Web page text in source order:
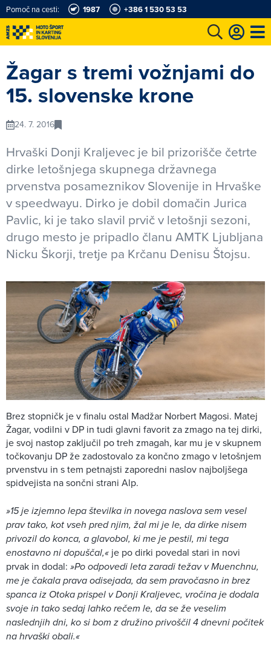
Pomoč na cesti: 1987 +386 1 530 53 53
Žagar s tremi vožnjami do
15. slovenske krone
24. 7. 2016
Hrvaški Donji Kraljevec je bil prizorišče četrte
dirke letošnjega skupnega državnega
prvenstva posameznikov Slovenije in Hrvaške
v speedwayu. Dirko je dobil domačin Jurica
Pavlic, ki je tako slavil prvič v letošnji sezoni,
drugo mesto je pripadlo članu AMTK Ljubljana
Nicku Škorji, tretje pa Krčanu Denisu Štojsu.
Brez stopničk je v finalu ostal Madžar Norbert Magosi. Matej
Žagar, vodilni v DP in tudi glavni favorit za zmago na tej dirki,
je svoj nastop zaključil po treh zmagah, kar mu je v skupnem
točkovanju DP že zadostovalo za končno zmago v letošnjem
prvenstvu in s tem petnajsti zaporedni naslov najboljšega
spidvejista na sončni strani Alp.
»15 je izjemno lepa številka in novega naslova sem vesel
prav tako, kot vseh pred njim, žal mi je le, da dirke nisem
privozil do konca, a glavobol, ki me je pestil, mi tega
enostavno ni dopuščal,« je po dirki povedal stari in novi
prvak in dodal: »Po odpovedi leta zaradi težav v Muenchnu,
me je čakala prava odisejada, da sem pravočasno in brez
spanca iz Otoka prispel v Donji Kraljevec, vročina je dodala
svoje in tako sedaj lahko rečem le, da se že veselim
naslednjih dni, ko si bom z družino privoščil 4 dnevni počitek
na hrvaški obali.«